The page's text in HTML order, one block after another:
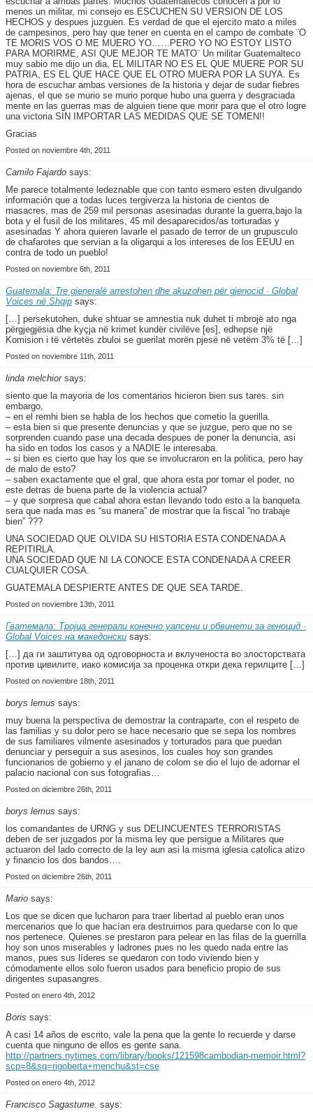
menos un militar, mi consejo es ESCUCHEN SU VERSION DE LOS
HECHOS y despues juzguen. Es verdad de que el ejercito mato a miles
de campesinos, pero hay que tener en cuenta en el campo de combate ¨O
TE MORIS VOS O ME MUERO YO……PERO YO NO ESTOY LISTO
PARA MORIRME, ASI QUE MEJOR TE MATO¨ Un militar Guatemalteco
muy sabio me dijo un dia, EL MILITAR NO ES EL QUE MUERE POR SU
PATRIA, ES EL QUE HACE QUE EL OTRO MUERA POR LA SUYA. Es
hora de escuchar ambas versiones de la historia y dejar de sudar fiebres
ajenas, el que se murio se murio porque hubo una guerra y desgraciada
mente en las guerras mas de alguien tiene que morir para que el otro logre
una victoria SIN IMPORTAR LAS MEDIDAS QUE SE TOMEN!!
Gracias
Posted on noviembre 4th, 2011
Camilo Fajardo says:
Me parece totalmente ledeznable que con tanto esmero esten divulgando
información que a todas luces tergiverza la historia de cientos de
masacres, mas de 259 mil personas asesinadas durante la guerra,bajo la
bota y el fusil de los militares, 45 mil desaparecidos/as torturadas y
asesinadas Y ahora quieren lavarle el pasado de terror de un grupusculo
de chafarotes que servian a la oligarqui a los intereses de los EEUU en
contra de todo un pueblo!
Posted on noviembre 6th, 2011
Guatemala: Tre gjeneralë arrestohen dhe akuzohen për gjenocid · Global
Voices në Shqip says:
[…] persekutohen, duke shtuar se amnestia nuk duhet ti mbrojë ato nga
përgjegjësia dhe kyçja në krimet kundër civilëve [es], edhepse një
Komision i të vërtetës zbuloi se guerilat morën pjesë në vetëm 3% të […]
Posted on noviembre 11th, 2011
linda melchiorsays:
siento que la mayoria de los comentarios hicieron bien sus tares. sin
embargo,
– en el remhi bien se habla de los hechos que cometio la guerilla.
– esta bien si que presente denuncias y que se juzgue, pero que no se
sorprenden cuando pase una decada despues de poner la denuncia, asi
ha sido en todos los casos y a NADIE le interesaba.
– si bien es cierto que hay los que se involucraron en la politica, pero hay
de malo de esto?
– saben exactamente que el gral, que ahora esta por tomar el poder, no
este detras de buena parte de la violencia actual?
– y que sorpresa que cabal ahora estan llevando todo esto a la banqueta.
sera que nada mas es “su manera” de mostrar que la fiscal “no trabaje
bien” ???
UNA SOCIEDAD QUE OLVIDA SU HISTORIA ESTA CONDENADA A
REPITIRLA.
UNA SOCIEDAD QUE NI LA CONOCE ESTA CONDENADA A CREER
CUALQUIER COSA.
GUATEMALA DESPIERTE ANTES DE QUE SEA TARDE.
Posted on noviembre 13th, 2011
Гватемала: Тројца генерали конечно уапсени и обвинети за геноцид ·
Global Voices на македонски says:
[…] да ги заштитува од одговорноста и вклученоста во злосторствата
против цивилите, иако комисија за проценка откри дека герилците […]
Posted on noviembre 18th, 2011
borys lemus says:
muy buena la perspectiva de demostrar la contraparte, con el respeto de
las familias y su dolor pero se hace necesario que se sepa los nombres
de sus familiares vilmente asesinados y torturados para que puedan
denunciar y perseguir a sus asesinos, los cuales hoy son grandes
funcionarios de gobierno y el janano de colom se dio el lujo de adornar el
palacio nacional con sus fotografias…
Posted on diciembre 26th, 2011
borys lemus says:
los comandantes de URNG y sus DELINCUENTES TERRORISTAS
deben de ser juzgados por la misma ley que persigue a Militares que
actuaron del lado correcto de la ley aun asi la misma iglesia catolica atizo
y financio los dos bandos….
Posted on diciembre 26th, 2011
Mario says:
Los que se dicen que lucharon para traer libertad al pueblo eran unos
mercenarios que lo que hacían era destruirnos para quedarse con lo que
nos pertenece. Quienes se prestaron para pelear en las filas de la guerrilla
hoy son unos miserables y ladrones pues no les quedo nada entre las
manos, pues sus líderes se quedaron con todo viviendo bien y
cómodamente ellos solo fueron usados para beneficio propio de sus
dirigentes supasangres.
Posted on enero 4th, 2012
Boris says:
A casi 14 años de escrito, vale la pena que la gente lo recuerde y darse
cuenta que ninguno de ellos es gente sana.
http://partners.nytimes.com/library/books/121598cambodian-memoir.html?
scp=8&sq=rigoberta+menchu&st=cse
Posted on enero 4th, 2012
Francisco Sagastume. says: